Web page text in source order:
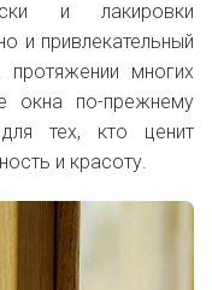
и лакировки
и привлекательный
многих
окна по-прежнему
тех, кто ценит
и красоту.